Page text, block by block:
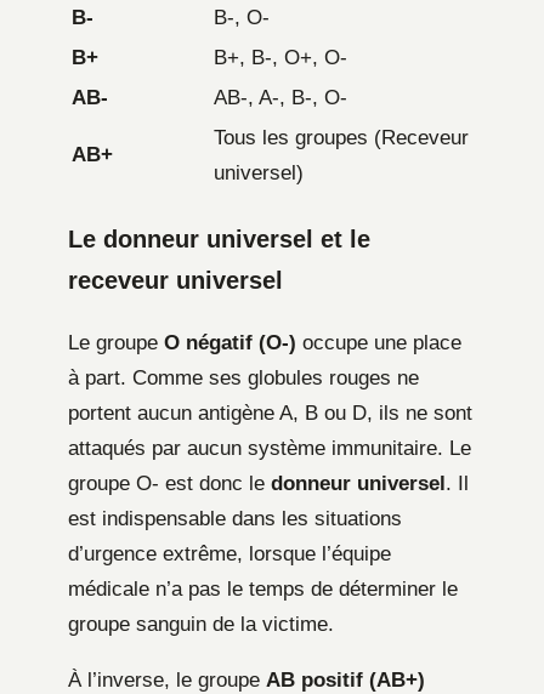
B-
B-, O-
B+
B+, B-, O+, O-
AB-
AB-, A-, B-, O-
AB+
Tous les groupes (Receveur
universel)
Le donneur universel et le
receveur universel
Le groupe O négatif (O-) occupe une place
à part. Comme ses globules rouges ne
portent aucun antigène A, B ou D, ils ne sont
attaqués par aucun système immunitaire. Le
groupe O- est donc le donneur universel. Il
est indispensable dans les situations
d’urgence extrême, lorsque l’équipe
médicale n’a pas le temps de déterminer le
groupe sanguin de la victime.
À l’inverse, le groupe AB positif (AB+)